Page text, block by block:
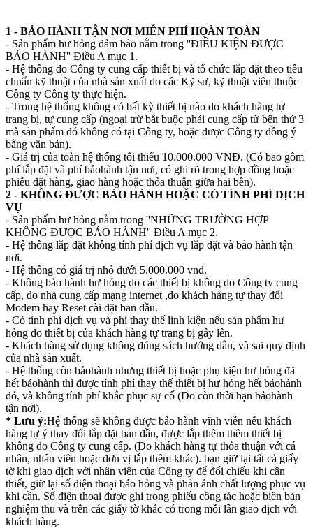
1 - BẢO HÀNH TẬN NƠI MIỄN PHÍ HOÀN TOÀN
- Sản phẩm hư hỏng đảm bảo nằm trong ''ĐIỀU KIỆN ĐƯỢC
BẢO HÀNH'' Điều A mục 1.
- Hệ thống do Công ty cung cấp thiết bị và tổ chức lắp đặt theo tiêu
chuẩn kỹ thuật của nhà sản xuất do các Kỹ sư, kỹ thuật viên thuộc
Công ty Công ty thực hiện.
- Trong hệ thống không có bất kỳ thiết bị nào do khách hàng tự
trang bị, tự cung cấp (ngoại trừ bắt buộc phải cung cấp từ bên thứ 3
mà sản phẩm đó không có tại Công ty, hoặc được Công ty đồng ý
bằng văn bản).
- Giá trị của toàn hệ thống tối thiểu 10.000.000 VNĐ. (Có bao gồm
phí lắp đặt và phí bảohành tận nơi, có ghi rõ trong hợp đồng hoặc
phiếu đặt hàng, giao hàng hoặc thỏa thuận giữa hai bên).
2 - KHÔNG ĐƯỢC BẢO HÀNH HOẶC CÓ TÍNH PHÍ DỊCH
VỤ
- Sản phẩm hư hỏng nằm trong ''NHỮNG TRƯỜNG HỢP
KHÔNG ĐƯỢC BẢO HÀNH'' Điều A mục 2.
- Hệ thống lắp đặt không tính phí dịch vụ lắp đặt và bảo hành tận
nơi.
- Hệ thống có giá trị nhỏ dưới 5.000.000 vnđ.
- Không bảo hành hư hỏng do các thiết bị không do Công ty cung
cấp, do nhà cung cấp mạng internet ,do khách hàng tự thay đổi
Modem hay Reset cài đặt ban đầu.
- Có tính phí dịch vụ và phí thay thế linh kiện nếu sản phẩm hư
hỏng do thiết bị của khách hàng tự trang bị gây lên.
- Khách hàng sử dụng không đúng sách hướng dẫn, và sai quy định
của nhà sản xuất.
- Hệ thống còn bảohành nhưng thiết bị hoặc phụ kiện hư hỏng đã
hết bảohành thì được tính phí thay thế thiết bị hư hỏng hết bảohành
đó, và không tính phí khắc phục sự cố (Do còn thời hạn bảohành
tận nơi).
* Lưu ý:Hệ thống sẽ không được bảo hành vĩnh viễn nếu khách
hàng tự ý thay đổi lắp đặt ban đầu, được lắp thêm thêm thiết bị
không do Công ty cung cấp. (Do khách hàng tự thỏa thuận với cá
nhân, nhân viên hoặc đơn vị lắp thêm khác). bạn giữ lại tất cả giấy
tờ khi giao dịch với nhân viên của Công ty để đối chiếu khi cần
thiết, giữ lại số điện thoại báo hỏng và phản ánh chất lượng phục vụ
khi cần. Số điện thoại được ghi trong phiếu công tác hoặc biên bản
nghiệm thu và trên các giấy tờ khác có trong mỗi lần giao dịch với
khách hàng.